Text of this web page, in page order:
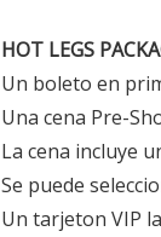
HOT LEGS
Un boleto en
Una cena Pre-
La cena incluye
Se puede
Un tarjeton VIP